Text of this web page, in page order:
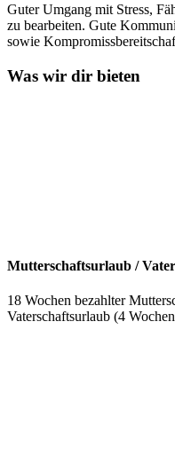
Guter Umgang mit Stress,
zu bearbeiten. Gute
sowie
Was wir dir bieten
Mutterschaftsurlaub /
18 Wochen bezahlter
Vaterschaftsurlaub (4